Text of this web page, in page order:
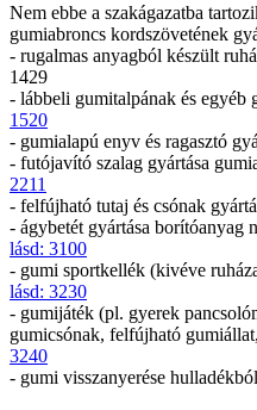
Nem ebbe a szakágazatba
gumiabroncs kordszövetének
- rugalmas anyagból készült
1429
- lábbeli gumitalpának és egyéb
1520
- gumialapú enyv és ragasztó
- futójavító szalag gyártása
2211
- felfújható tutaj és csónak
- ágybetét gyártása borítóanyag
lásd: 3100
- gumi sportkellék (kivéve
lásd: 3230
- gumijáték (pl. gyerek
gumicsónak, felfújható
3240
- gumi visszanyerése